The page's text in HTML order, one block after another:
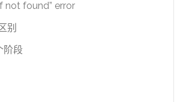
not found” error
别
阶段